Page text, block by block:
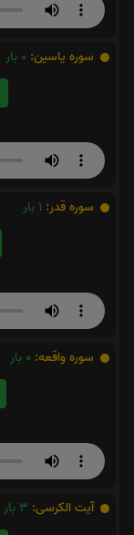
سوره یاسین: 0 بار
سوره قدر: 1 بار
سوره واقعه: 0 بار
آیت الکرسی: 3 بار